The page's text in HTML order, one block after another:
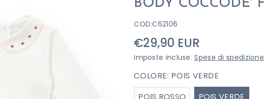
BODY COCCODE'
COD:C62106
Prezzo
di
listino
€29,90 EUR
Imposte incluse.Spese di spedizione
COLORE: POIS VERDE